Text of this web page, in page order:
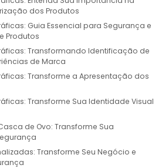
dos Produtos
Guia Essencial para Segurança e
Produtos
Transformando Identificação de
de Marca
Transforme a Apresentação dos
Transforme Sua Identidade Visual
de Ovo: Transforme Sua
Transforme Seu Negócio e